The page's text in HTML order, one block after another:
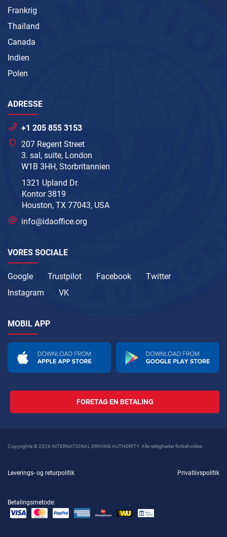
Frankrig
Thailand
Canada
Indien
Polen
ADRESSE
+1 205 855 3153
207 Regent Street
3. sal, suite, London
W1B 3HH, Storbritannien
1321 Upland Dr.
Kontor 3819
Houston, TX 77043, USA
info@idaoffice.org
VORES SOCIALE
Google Trustpilot Facebook
Twitter
Instagram
VK
MOBIL APP
FORETAG EN BETALING
Copyrights © 2026 INTERNATIONAL DRIVING AUTHORITY. Alle rettigheder forbeholdes
Leverings- og returpolitik Privatlivspolitik
Betalingsmetode: